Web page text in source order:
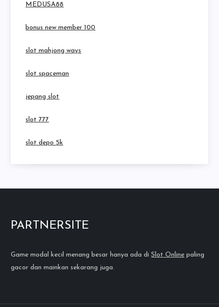
MEDUSA88
bonus new member 100
slot mahjong ways
slot spaceman
jepang slot
slot 777
slot depo 5k
PARTNERSITE
Game modal kecil menang besar hanya ada diSlot Online paling
gacor dan mainkan sekarang juga.